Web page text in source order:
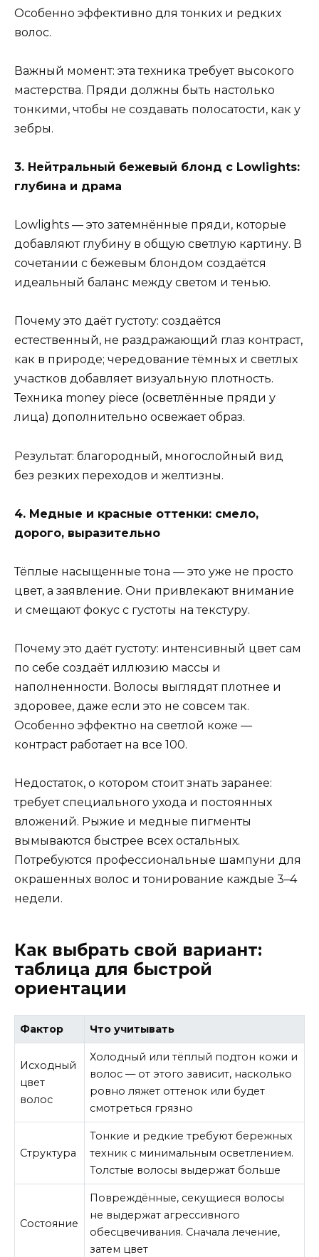
Особенно эффективно для тонких и редких
волос.
Важный момент: эта техника требует высокого
мастерства. Пряди должны быть настолько
тонкими, чтобы не создавать полосатости, как у
зебры.
3. Нейтральный бежевый блонд с Lowlights:
глубина и драма
Lowlights — это затемнённые пряди, которые
добавляют глубину в общую светлую картину. В
сочетании с бежевым блондом создаётся
идеальный баланс между светом и тенью.
Почему это даёт густоту: создаётся
естественный, не раздражающий глаз контраст,
как в природе; чередование тёмных и светлых
участков добавляет визуальную плотность.
Техника money piece (осветлённые пряди у
лица) дополнительно освежает образ.
Результат: благородный, многослойный вид
без резких переходов и желтизны.
4. Медные и красные оттенки: смело,
дорого, выразительно
Тёплые насыщенные тона — это уже не просто
цвет, а заявление. Они привлекают внимание
и смещают фокус с густоты на текстуру.
Почему это даёт густоту: интенсивный цвет сам
по себе создаёт иллюзию массы и
наполненности. Волосы выглядят плотнее и
здоровее, даже если это не совсем так.
Особенно эффектно на светлой коже —
контраст работает на все 100.
Недостаток, о котором стоит знать заранее:
требует специального ухода и постоянных
вложений. Рыжие и медные пигменты
вымываются быстрее всех остальных.
Потребуются профессиональные шампуни для
окрашенных волос и тонирование каждые 3–4
недели.
Как выбрать свой вариант:
таблица для быстрой
ориентации
Фактор Что учитывать
Исходный
цвет
волос
Холодный или тёплый подтон кожи и
волос — от этого зависит, насколько
ровно ляжет оттенок или будет
смотреться грязно
Структура
Тонкие и редкие требуют бережных
техник с минимальным осветлением.
Толстые волосы выдержат больше
Состояние
Повреждённые, секущиеся волосы
не выдержат агрессивного
обесцвечивания. Сначала лечение,
затем цвет